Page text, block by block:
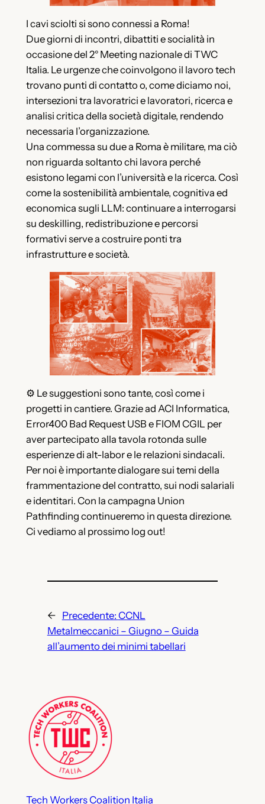
I cavi sciolti si sono connessi a Roma!
Due giorni di incontri, dibattiti e socialità in
occasione del 2° Meeting nazionale di TWC
Italia. Le urgenze che coinvolgono il lavoro tech
trovano punti di contatto o, come diciamo noi,
intersezioni tra lavoratrici e lavoratori, ricerca e
analisi critica della società digitale, rendendo
necessaria l’organizzazione.
Una commessa su due a Roma è militare, ma ciò
non riguarda soltanto chi lavora perché
esistono legami con l’università e la ricerca. Così
come la sostenibilità ambientale, cognitiva ed
economica sugli LLM: continuare a interrogarsi
su deskilling, redistribuzione e percorsi
formativi serve a costruire ponti tra
infrastrutture e società.
⚙ Le suggestioni sono tante, così come i
progetti in cantiere. Grazie ad ACI Informatica,
Error400 Bad Request USB e FIOM CGIL per
aver partecipato alla tavola rotonda sulle
esperienze di alt-labor e le relazioni sindacali.
Per noi è importante dialogare sui temi della
frammentazione del contratto, sui nodi salariali
e identitari. Con la campagna Union
Pathfinding continueremo in questa direzione.
Ci vediamo al prossimo log out!
← Precedente: CCNL
Metalmeccanici – Giugno – Guida
all’aumento dei minimi tabellari
Tech Workers Coalition Italia